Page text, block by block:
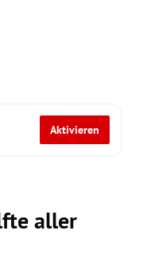
Aktivieren
aller